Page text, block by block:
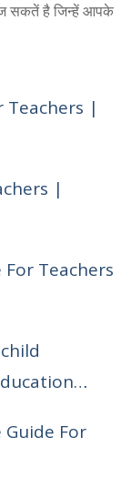
सकतें है जिन्हें आपके
Teachers |
|
Teachers
For